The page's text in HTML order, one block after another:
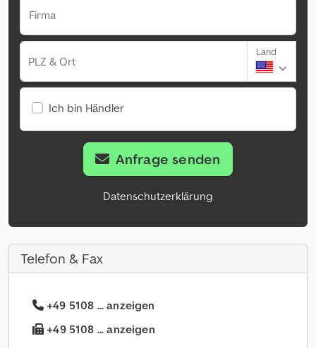
Firma
PLZ & Ort
Land
Ich bin Händler
Anfrage senden
Datenschutzerklärung
Telefon & Fax
+49 5108 ... anzeigen
+49 5108 ... anzeigen